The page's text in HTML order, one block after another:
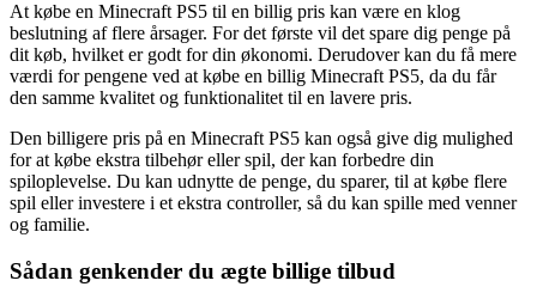
At købe en Minecraft PS5 til en billig pris kan være en klog
beslutning af flere årsager. For det første vil det spare dig penge på
dit køb, hvilket er godt for din økonomi. Derudover kan du få mere
værdi for pengene ved at købe en billig Minecraft PS5, da du får
den samme kvalitet og funktionalitet til en lavere pris.
Den billigere pris på en Minecraft PS5 kan også give dig mulighed
for at købe ekstra tilbehør eller spil, der kan forbedre din
spiloplevelse. Du kan udnytte de penge, du sparer, til at købe flere
spil eller investere i et ekstra controller, så du kan spille med venner
og familie.
Sådan genkender du ægte billige tilbud